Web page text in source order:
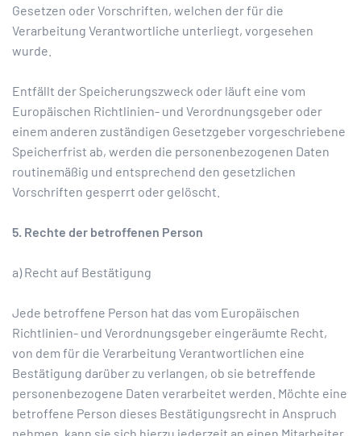
Gesetzen oder Vorschriften, welchen der für die
Verarbeitung Verantwortliche unterliegt, vorgesehen
wurde.
Entfällt der Speicherungszweck oder läuft eine vom
Europäischen Richtlinien- und Verordnungsgeber oder
einem anderen zuständigen Gesetzgeber vorgeschriebene
Speicherfrist ab, werden die personenbezogenen Daten
routinemäßig und entsprechend den gesetzlichen
Vorschriften gesperrt oder gelöscht.
5. Rechte der betroffenen Person
a) Recht auf Bestätigung
Jede betroffene Person hat das vom Europäischen
Richtlinien- und Verordnungsgeber eingeräumte Recht,
von dem für die Verarbeitung Verantwortlichen eine
Bestätigung darüber zu verlangen, ob sie betreffende
personenbezogene Daten verarbeitet werden. Möchte eine
betroffene Person dieses Bestätigungsrecht in Anspruch